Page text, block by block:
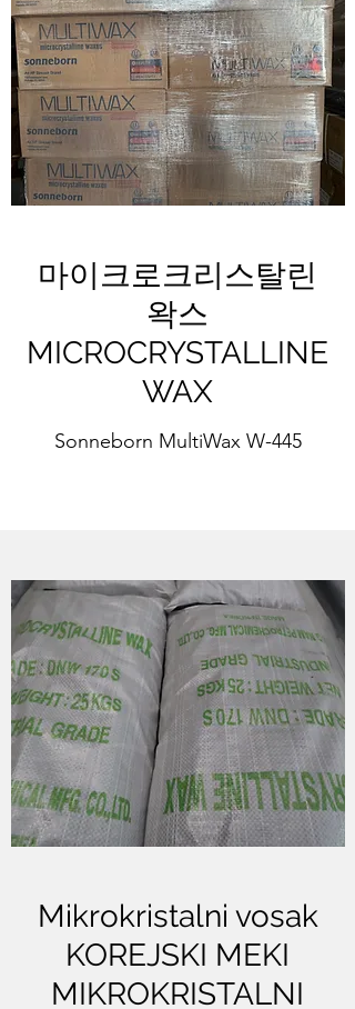
​마이크로크리스탈린
왁스
MICROCRYSTALLINE
WAX
Sonneborn MultiWax W-445
Mikrokristalni vosak
KOREJSKI MEKI
MIKROKRISTALNI